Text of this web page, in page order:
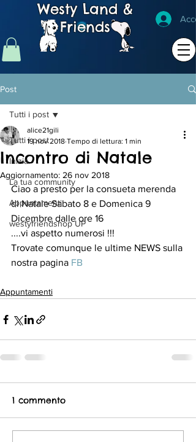
Westy Land &
Friends
Post
Tutti i post
Inizia
La tua community
Appuntamenti
westyfriendshop UP
Tutti i post
Incontro di Natale
alice21gili
19 nov 2018 Tempo di lettura: 1 min
Aggiornamento: 26 nov 2018
Ciao a presto per la consueta merenda
di Natale Sabato 8 e Domenica 9
Dicembre dalle ore 16
....vi aspetto numerosi !!!
Trovate comunque le ultime NEWS sulla
nostra pagina FB
Appuntamenti
1 commento